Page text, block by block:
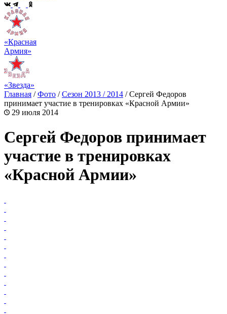
«Красная
Армия»
«Звезда»
Главная /Фото /Сезон 2013 / 2014 /Сергей Федоров
принимает участие в тренировках «Красной Армии»
29 июля 2014
Сергей Федоров принимает
участие в тренировках
«Красной Армии»